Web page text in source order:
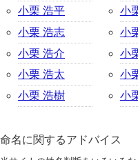
小栗 浩平
小栗 浩志
小栗 浩介
小栗 浩太
小栗 浩樹
小
小
小
小
小
命名に関するアドバイス